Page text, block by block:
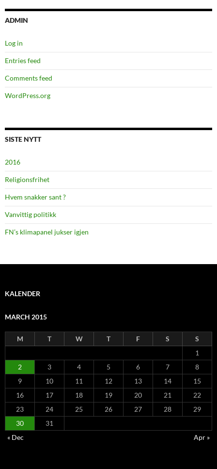
ADMIN
Log in
Entries feed
Comments feed
WordPress.org
SISTE NYTT
2016
Religionsfrihet
Hvem snakker sant ?
Vanvittig politikk
FN’s klimapanel jukser igjen
KALENDER
MARCH 2015
M T W T F S
S
1
2
3 4 5 6 7
8
9
10 11 12 13 14
15
16
17 18 19 20 21
22
23
24 25 26 27 28
29
30
31
« Dec
Apr »